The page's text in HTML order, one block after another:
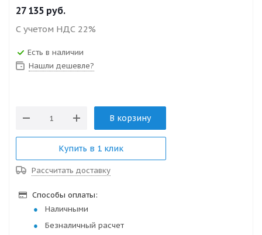
27 135 руб.
С учетом НДС 22%
Есть в наличии
Нашли дешевле?
В корзину
Купить в 1 клик
Рассчитать доставку
Способы оплаты:
Наличными
Безналичный расчет